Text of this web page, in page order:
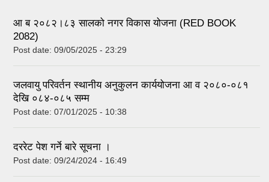
आ ब २०८२।८३ सालको नगर विकास योजना (RED BOOK
2082)
Post date: 09/05/2025 - 23:29
जलवायु परिवर्तन स्थानीय अनुकुलन कार्ययोजना आ व २०८०-०८१
देखि ०८४-०८५ सम्म
Post date: 07/01/2025 - 10:38
दररेट पेश गर्ने बारे सूचना ।
Post date: 09/24/2024 - 16:49